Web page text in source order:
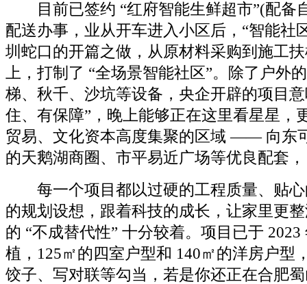
目前已签约 “红府智能生鲜超市”(配备
配送办事，业从开车进入小区后，“智能社
圳蛇口的开篇之做，从原材料采购到施工
上，打制了 “全场景智能社区”。除了户外
梯、秋千、沙坑等设备，央企开辟的项目
住、有保障”，晚上能够正在这里看星星，
贸易、文化资本高度集聚的区域 —— 向东
的天鹅湖商圈、市平易近广场等优良配套，
每一个项目都以过硬的工程质量、贴心
的规划设想，跟着科技的成长，让家里更
的 “不成替代性” 十分较着。项目已于 2023
植，125㎡的四室户型和 140㎡的洋房户型
饺子、写对联等勾当，若是你还正在合肥